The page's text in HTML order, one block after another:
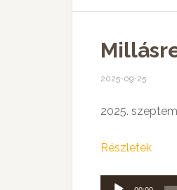
2025-09-25
2025.
Részletek
Audió